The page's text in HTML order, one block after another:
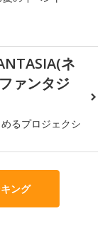
ネ
ァンタジ
るプロジェクシ
ング